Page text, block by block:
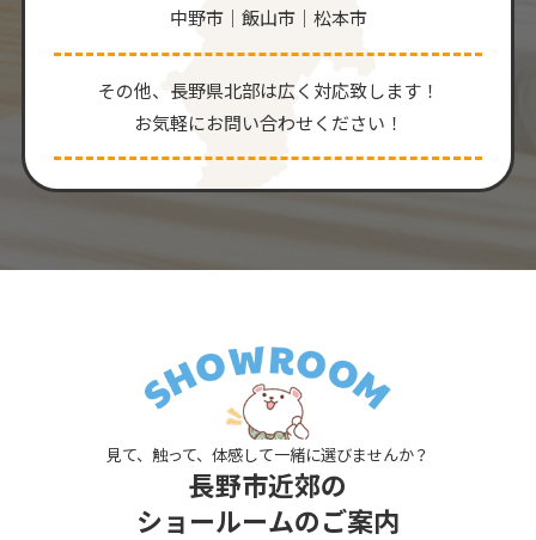
中野市｜飯山市｜松本市
その他、⻑野県北部は広く対応致します！
お気軽にお問い合わせください！
見て、触って、体感して一緒に選びませんか？
長野市近郊の
ショールームのご案内